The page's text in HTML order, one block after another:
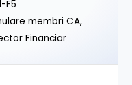
F5
membri CA,
Financiar